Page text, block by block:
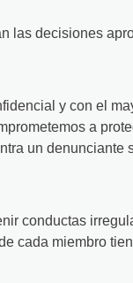
las decisiones
y con el
a
un denunciante
conductas
cada miembro